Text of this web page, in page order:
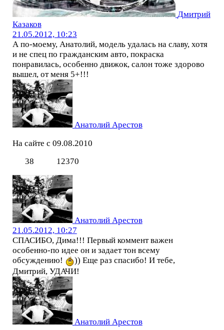
Дмитрий
Казаков
21.05.2012, 10:23
А по-моему, Анатолий, модель удалась на славу, хотя
и не спец по гражданским авто, покраска
понравилась, особенно движок, салон тоже здорово
вышел, от меня 5+!!!
Анатолий Арестов
На сайте с 09.08.2010
38
12370
Анатолий Арестов
21.05.2012, 10:27
СПАСИБО, Дима!!! Первый коммент важен
особенно-по идее он и задает тон всему
обсуждению!
)) Еще раз спасибо! И тебе,
Дмитрий, УДАЧИ!
Анатолий Арестов